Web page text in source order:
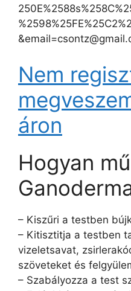
Nem
áron
Hogyan
– Kiszűri a testben
– Kitisztitja a testben
vizeletsavat,
szöveteket és
– Szabályozza a test